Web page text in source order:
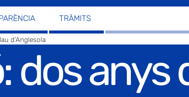
TRÀMITS
d’Anglesola
anys